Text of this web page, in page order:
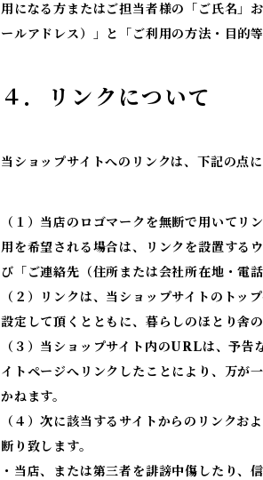
用になる方またはご担当者様の「ご氏名」
ールアドレス）」と「ご利用の方法・目的
４．リンクについて
当ショップサイトへのリンクは、下記の点
（１）当店のロゴマークを無断で用いて
用を希望される場合は、リンクを設置する
び「ご連絡先（住所または会社所在地・電
（２）リンクは、当ショップサイトのトッ
設定して頂くとともに、暮らしのほとり舎
（３）当ショップサイト内のURLは、予
イトページへリンクしたことにより、万が
かねます。
（４）次に該当するサイトからのリンク
断り致します。
・当店、または第三者を誹謗中傷したり、